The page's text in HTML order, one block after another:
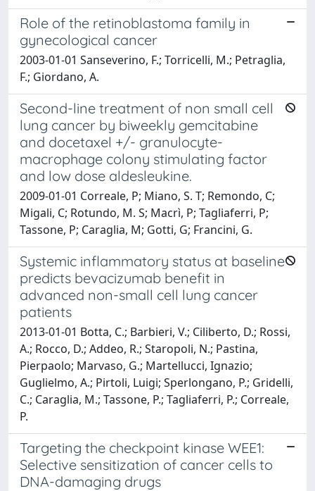
Role of the retinoblastoma family in
gynecological cancer
2003-01-01 Sanseverino, F.; Torricelli, M.; Petraglia,
F.; Giordano, A.
Second-line treatment of non small cell
lung cancer by biweekly gemcitabine
and docetaxel +/- granulocyte-
macrophage colony stimulating factor
and low dose aldesleukine.
2009-01-01 Correale, P; Miano, S. T; Remondo, C;
Migali, C; Rotundo, M. S; Macrì, P; Tagliaferri, P;
Tassone, P; Caraglia, M; Gotti, G; Francini, G.
Systemic inflammatory status at baseline
predicts bevacizumab benefit in
advanced non-small cell lung cancer
patients
2013-01-01 Botta, C.; Barbieri, V.; Ciliberto, D.; Rossi,
A.; Rocco, D.; Addeo, R.; Staropoli, N.; Pastina,
Pierpaolo; Marvaso, G.; Martellucci, Ignazio;
Guglielmo, A.; Pirtoli, Luigi; Sperlongano, P.; Gridelli,
C.; Caraglia, M.; Tassone, P.; Tagliaferri, P.; Correale,
P.
Targeting the checkpoint kinase WEE1:
Selective sensitization of cancer cells to
DNA-damaging drugs